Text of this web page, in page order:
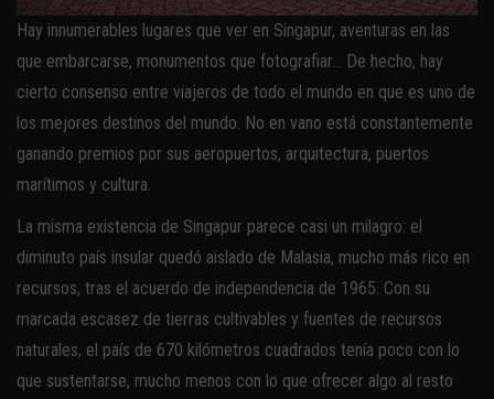
Hay innumerables lugares que ver en Singapur, aventuras en las
que embarcarse, monumentos que fotografiar… De hecho, hay
cierto consenso entre viajeros de todo el mundo en que es uno de
los mejores destinos del mundo. No en vano está constantemente
ganando premios por sus aeropuertos, arquitectura, puertos
marítimos y cultura.
La misma existencia de Singapur parece casi un milagro: el
diminuto país insular quedó aislado de Malasia, mucho más rico en
recursos, tras el acuerdo de independencia de 1965. Con su
marcada escasez de tierras cultivables y fuentes de recursos
naturales, el país de 670 kilómetros cuadrados tenía poco con lo
que sustentarse, mucho menos con lo que ofrecer algo al resto